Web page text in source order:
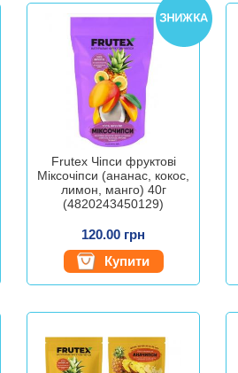
Frutex Чіпси фруктові
Міксочіпси (ананас, кокос,
лимон, манго) 40г
(4820243450129)
120.00 грн
Купити